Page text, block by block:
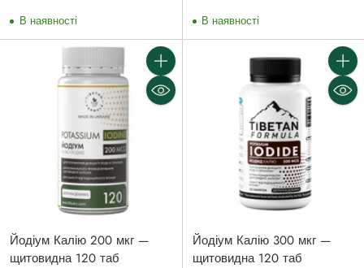
В наявності В наявності
Кількість
Йодіум Калію 200 мкг —
щитовидна 120 таб
Йодіум Калію 300 мкг —
щитовидна 120 таб